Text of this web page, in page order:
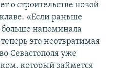
о строительстве новой
«Если раньше
больше напоминала
это неотвратимая
Севастополя уже
который займется